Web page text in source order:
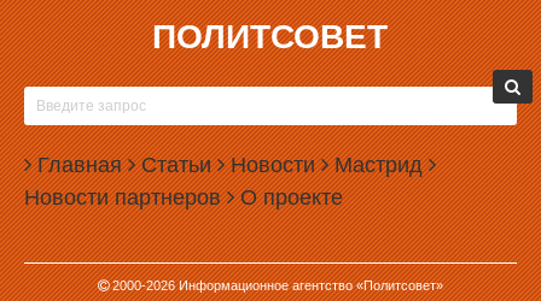
ПОЛИТСОВЕТ
Главная Статьи Новости Мастрид
Новости партнеров О проекте
2000-2026Информационное агентство «Политсовет»
09.09.2008, 15:28
СВЕРДЛОВСКИЕ ЧИНОВНИКИ ВТРОЕ БЕДНЕЕ
КОЛЛЕГ ИЗ НЕФТЕГАЗОВЫХ РЕГИОНОВ
По данным Росстата, начисленная заработная плата
гражданских и муниципальных служащих в органах местного
самоуправления в I полугодии 2008 года в Свердловской области
составила в среднем 25 090 рублей в месяц.
Чуть более вольготно чувствуют областные чиновники,